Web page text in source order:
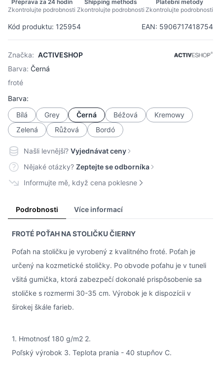
Kód produktu: 125954 EAN: 5906717418754
Značka: ACTIVESHOP
Barva: Černá
froté
Barva:
Bílá
Grey Černá Béžová
Kremowy
Zelená
Růžová Bordó
Přeprava za 24 hodin
Zkontrolujte podrobnosti
Shipping methods
Zkontrolujte podrobnosti
Platební metody
Zkontrolujte podrobnosti
Našli levnější? Vyjednávat ceny
Nějaké otázky? Zeptejte se odborníka
Informujte mě, když cena poklesne
Podrobnosti Více informací
FROTÉ POŤAH NA STOLIČKU ČIERNY
Poťah na stoličku je vyrobený z kvalitného froté. Poťah je
určený na kozmetické stoličky. Po obvode poťahu je v tuneli
všitá gumička, ktorá zabezpečí dokonalé prispôsobenie sa
stoličke s rozmermi 30-35 cm. Výrobok je k dispozícii v
širokej škále farieb.
1. Hmotnosť 180 g/m2 2.
Poľský výrobok 3. Teplota prania - 40 stupňov C.